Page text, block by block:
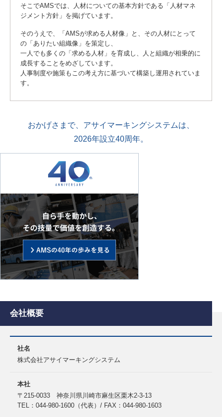
そこでAMSでは、人材についての基本方針である「人材マネ
ジメント方針」を掲げています。
そのうえで、「AMSが求める人材像」と、その人材にとって
の「ありたい組織像」を策定し、
一人でも多くの「求める人材」を育成し、人と組織が相乗的に
成長することをめざしています。
人事制度や施策もこの考え方に基づいて構築し運用されていま
す。
おかげさまで、アサイマーキングシステムは、
2026年設立40周年。
会社概要
社名
株式会社アサイマーキングシステム
本社
〒215-0033 神奈川県川崎市麻生区栗木2-3-13
TEL：044-980-1600（代表）/ FAX：044-980-1603